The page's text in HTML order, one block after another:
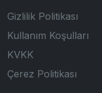
Gizlilik Politikası
Kullanım Koşulları
KVKK
Çerez Politikası